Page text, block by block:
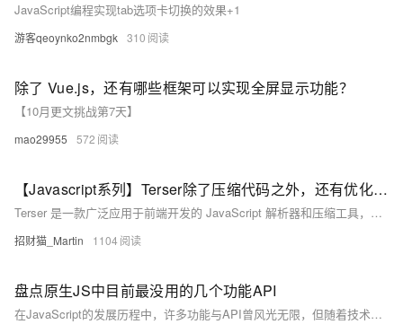
JavaScript编程实现tab选项卡切换的效果+1
游客qeoynko2nmbgk 310
除了 Vue.js，还有哪些框架可以实现全屏显示功能？
【10月更文挑战第7天】
mao29955 572
【Javascript系列】Terser除了压缩代码之外，还有优化代码的功能
Terser 是一款广泛应用于前端开发的 JavaScript 解析器和压缩工具，常被视为 Uglify-es 的替代品。它不仅能高效压缩代码体积，还能优化代码逻辑，提升可靠性。例如，在调试中发现，Terser 压缩后的代码对删除功能确认框逻辑进行了优化。常用参数包括 `compress`（启用压缩）、`mangle`（变量名混淆）和 `output`（输出配置）。更多高级用法可参考官方文档。
招财猫_Martin 1104
盘点原生JS中目前最没用的几个功能API
在JavaScript的发展历程中，许多功能与API曾风光无限，但随着技术进步和语言演化，部分功能逐渐被淘汰或被更高效的替代方案取代。例如，`with`语句使代码作用域复杂、可读性差；`void`操作符功能冗余且影响可读性；`eval`函数存在严重安全风险和性能问题；`unescape`和`escape`函数已被`decodeURIComponent`和`encodeURIComponent`取代；`arguments`对象则被ES6的剩余参数语法替代。这些变化体现了JavaScript不断优化的趋势，开发者应紧跟技术步伐，学习新技能，适应新技术环境。